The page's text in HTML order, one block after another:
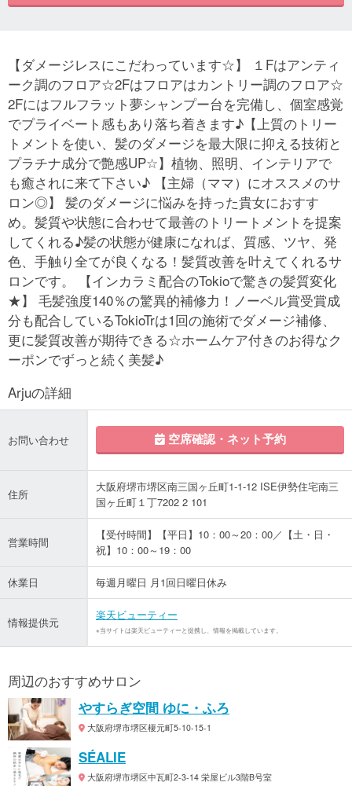
【ダメージレスにこだわっています☆】 １Fはアンティ
ーク調のフロア☆2Fはフロアはカントリー調のフロア☆
2Fにはフルフラット夢シャンプー台を完備し、個室感覚
でプライベート感もあり落ち着きます♪【上質のトリー
トメントを使い、髪のダメージを最大限に抑える技術と
プラチナ成分で艶感UP☆】植物、照明、インテリアで
も癒されに来て下さい♪ 【主婦（ママ）にオススメのサ
ロン◎】 髪のダメージに悩みを持った貴女におすす
め。髪質や状態に合わせて最善のトリートメントを提案
してくれる♪髪の状態が健康になれば、質感、ツヤ、発
色、手触り全てが良くなる！髪質改善を叶えてくれるサ
ロンです。 【インカラミ配合のTokioで驚きの髪質変化
★】 毛髪強度140％の驚異的補修力！ノーベル賞受賞成
分も配合しているTokioTrは1回の施術でダメージ補修、
更に髪質改善が期待できる☆ホームケア付きのお得なク
ーポンでずっと続く美髪♪
Arjuの詳細
お問い合わせ 空席確認・ネット予約
住所
大阪府堺市堺区南三国ヶ丘町1-1-12 ISE伊勢住宅南三
国ヶ丘町１丁7202 2 101
営業時間
【受付時間】【平日】10：00～20：00／【土・日・
祝】10：00～19：00
休業日 毎週月曜日 月1回日曜日休み
情報提供元
楽天ビューティー
※当サイトは楽天ビューティーと提携し、情報を掲載しています。
周辺のおすすめサロン
やすらぎ空間 ゆに・ふろ
大阪府堺市堺区榎元町5-10-15-1
SÉALIE
大阪府堺市堺区中瓦町2-3-14 栄屋ビル3階B号室